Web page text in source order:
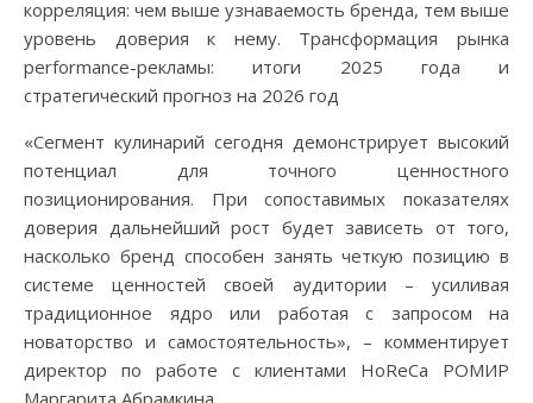
корреляция: чем выше узнаваемость бренда, тем выше
уровень доверия к нему. Трансформация рынка
performance-рекламы: итоги 2025 года и
стратегический прогноз на 2026 год
«Сегмент кулинарий сегодня демонстрирует высокий
потенциал для точного ценностного
позиционирования. При сопоставимых показателях
доверия дальнейший рост будет зависеть от того,
насколько бренд способен занять четкую позицию в
системе ценностей своей аудитории – усиливая
традиционное ядро или работая с запросом на
новаторство и самостоятельность», – комментирует
директор по работе с клиентами HoReCa РОМИР